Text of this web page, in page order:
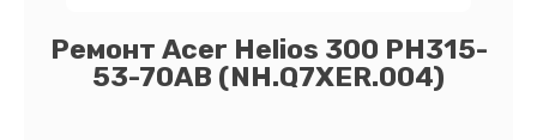
Ремонт Acer Helios 300 PH315-
53-70AB (NH.Q7XER.004)